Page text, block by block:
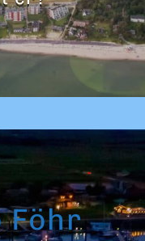
Föhr